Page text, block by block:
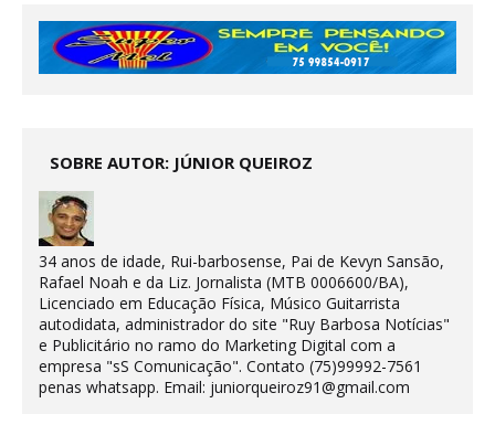
SOBRE AUTOR: JÚNIOR QUEIROZ
34 anos de idade, Rui-barbosense, Pai de Kevyn Sansão,
Rafael Noah e da Liz. Jornalista (MTB 0006600/BA),
Licenciado em Educação Física, Músico Guitarrista
autodidata, administrador do site "Ruy Barbosa Notícias"
e Publicitário no ramo do Marketing Digital com a
empresa "sS Comunicação". Contato (75)99992-7561
penas whatsapp. Email: juniorqueiroz91@gmail.com